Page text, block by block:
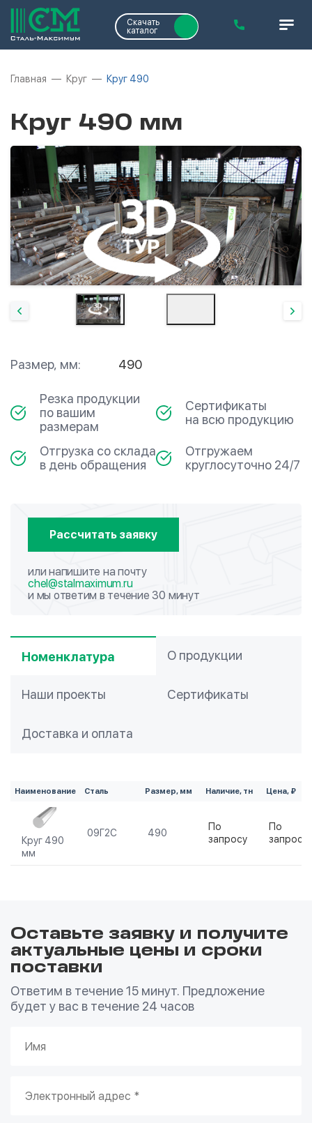
Скачать
каталог
Главная Круг Круг 490
Круг 490 мм
Размер, мм: 490
Резка продукции
по вашим
размерам
Сертификаты
на всю продукцию
Отгрузка со склада
в день обращения
Отгружаем
круглосуточно 24/7
Рассчитать заявку
или напишите на почту
chel@stalmaximum.ru
и мы ответим в течение 30 минут
Номенклатура О продукции
Наши проекты Сертификаты
Доставка и оплата
Наименование Сталь Размер, мм Наличие, тн Цена, ₽
Круг 490
мм
09Г2С 490
По
запросу
По
запросу
Оставьте заявку и получите
актуальные цены и сроки
поставки
Ответим в течение 15 минут. Предложение
будет у вас в течение 24 часов